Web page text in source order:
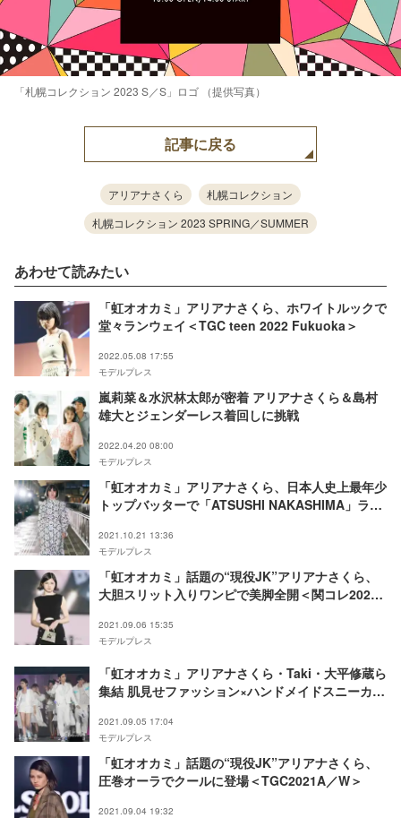
「札幌コレクション 2023 S／S」ロゴ （提供写真）
記事に戻る
アリアナさくら
札幌コレクション
札幌コレクション 2023 SPRING／SUMMER
あわせて読みたい
「虹オオカミ」アリアナさくら、ホワイトルックで
堂々ランウェイ＜TGC teen 2022 Fukuoka＞
2022.05.08 17:55
モデルプレス
嵐莉菜＆水沢林太郎が密着 アリアナさくら＆島村
雄大とジェンダーレス着回しに挑戦
2022.04.20 08:00
モデルプレス
「虹オオカミ」アリアナさくら、日本人史上最年少
トップバッターで「ATSUSHI NAKASHIMA」ラン
2021.10.21 13:36
モデルプレス
「虹オオカミ」話題の“現役JK”アリアナさくら、
大胆スリット入りワンピで美脚全開＜関コレ2021A
2021.09.06 15:35
モデルプレス
「虹オオカミ」アリアナさくら・Taki・大平修蔵ら
集結 肌見せファッション×ハンドメイドスニーカー
2021.09.05 17:04
モデルプレス
「虹オオカミ」話題の“現役JK”アリアナさくら、
圧巻オーラでクールに登場＜TGC2021A／W＞
2021.09.04 19:32